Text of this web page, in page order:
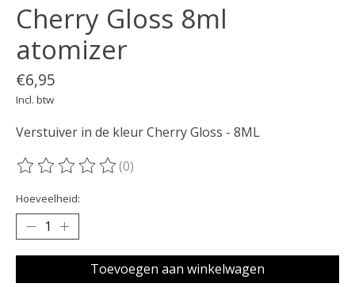
Cherry Gloss 8ml
atomizer
€6,95
Incl. btw
Verstuiver in de kleur Cherry Gloss - 8ML
De beoordeling van dit product is
(0)
Hoeveelheid:
Toevoegen aan winkelwagen